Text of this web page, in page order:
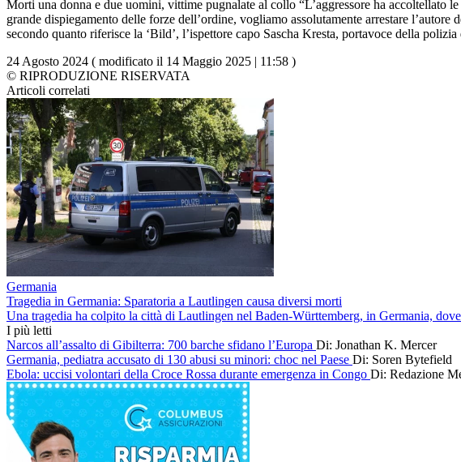
Morti una donna e due uomini, vittime pugnalate al collo “L’aggressore ha accoltellato
grande dispiegamento delle forze dell’ordine, vogliamo assolutamente arrestare
secondo quanto riferisce la ‘Bild’, l’ispettore capo Sascha Kresta, portavoce della
24 Agosto 2024 ( modificato il 14 Maggio 2025 | 11:58 )
© RIPRODUZIONE RISERVATA
Articoli correlati
Germania
Tragedia in Germania: Sparatoria a Lautlingen causa diversi morti
Una tragedia ha colpito la città di Lautlingen nel Baden-Württemberg, in Germania,
I più letti
Narcos all’assalto di Gibilterra: 700 barche sfidano l’Europa Di: Jonathan K. Mercer
Germania, pediatra accusato di 130 abusi su minori: choc nel Paese Di: Soren Bytefield
Ebola: uccisi volontari della Croce Rossa durante emergenza in Congo Di: Redazione